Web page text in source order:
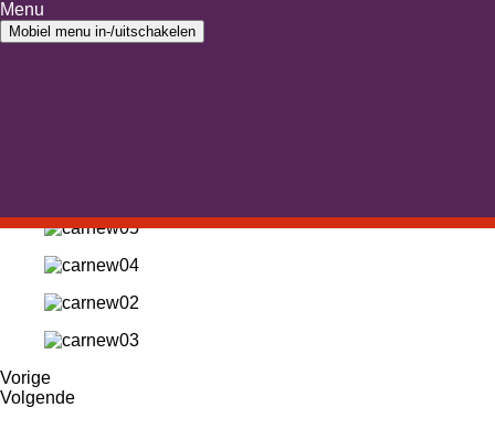
Ga naar inhoud
Menu
Mobiel menu in-/uitschakelen
Vorige
Volgende